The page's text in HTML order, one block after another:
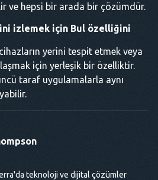
ve hepsi bir arada bir çözümdür.
izlemek için Bul özelliğini
yerini tespit etmek veya
için yerleşik bir özelliktir.
taraf uygulamalarla aynı
teknoloji ve dijital çözümler